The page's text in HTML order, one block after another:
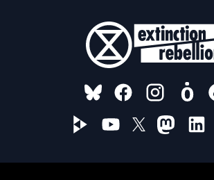
FOLLOW US ON